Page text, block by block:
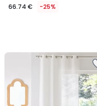
66.74 € -25%